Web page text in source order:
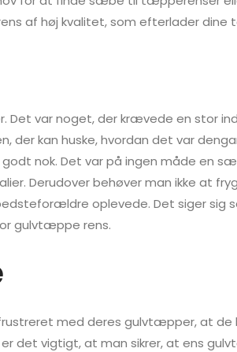
af høj kvalitet, som efterlader
var noget, der krævede en stor
kan huske, hvordan det var
nok. Det var på ingen måde en
Derudover behøver man ikke at
oplevede. Det siger
gulvtæppe rens.
med deres gulvtæpper, at
det vigtigt, at man sikrer, at ens